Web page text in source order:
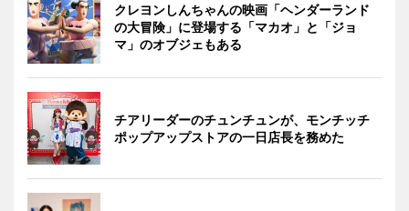
クレヨンしんちゃんの映画「ヘンダーランド
の大冒険」に登場する「マカオ」と「ジョ
マ」のオブジェもある
チアリーダーのチュンチュンが、モンチッチ
ポップアップストアの一日店長を務めた